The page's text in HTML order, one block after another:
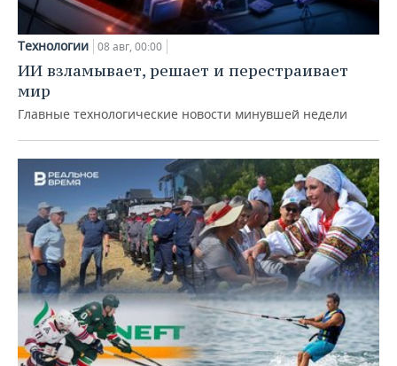
Технологии 08 авг, 00:00
ИИ взламывает, решает и перестраивает
мир
Главные технологические новости минувшей недели